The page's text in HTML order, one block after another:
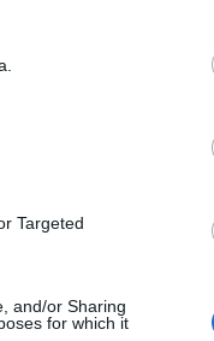
Targeted
and/or Sharing
for which it
in un
e mi ha
18 alla
il branco
è